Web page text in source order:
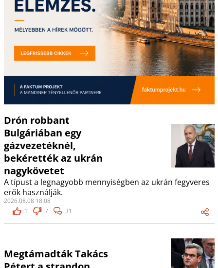
Drón robbant
Bulgáriában egy
gázvezetéknél,
bekérették az ukrán
nagykövetet
A típust a legnagyobb mennyiségben az ukrán fegyveres
erők használják.
2026.08.08 18:08
1
7 31
Megtámadták Takács